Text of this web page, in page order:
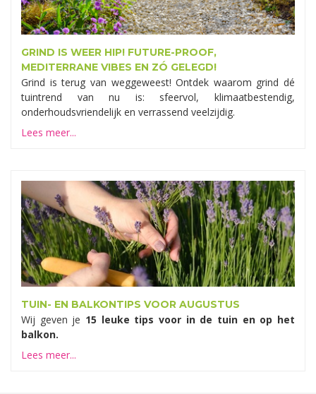
GRIND IS WEER HIP! FUTURE-PROOF,
MEDITERRANE VIBES EN ZÓ GELEGD!
Grind is terug van weggeweest! Ontdek waarom grind dé
tuintrend van nu is: sfeervol, klimaatbestendig,
onderhoudsvriendelijk en verrassend veelzijdig.
Lees meer...
TUIN- EN BALKONTIPS VOOR AUGUSTUS
Wij geven je 15 leuke tips voor in de tuin en op het
balkon.
Lees meer...